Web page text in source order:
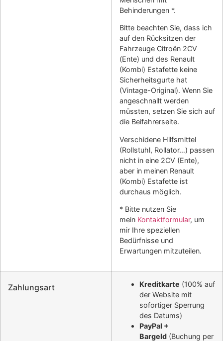
Behinderungen *.
Bitte beachten Sie, dass ich
auf den Rücksitzen der
Fahrzeuge Citroën 2CV
(Ente) und des Renault
(Kombi) Estafette keine
Sicherheitsgurte hat
(Vintage-Original). Wenn Sie
angeschnallt werden
müssten, setzen Sie sich auf
die Beifahrerseite.
Verschidene Hilfsmittel
(Rollstuhl, Rollator…) passen
nicht in eine 2CV (Ente),
aber in meinen Renault
(Kombi) Estafette ist
durchaus möglich.
* Bitte nutzen Sie
mein Kontaktformular, um
mir Ihre speziellen
Bedürfnisse und
Erwartungen mitzuteilen.
Zahlungsart Kreditkarte (100% auf
der Website mit
sofortiger Sperrung
des Datums)
PayPal +
Bargeld (Buchung per